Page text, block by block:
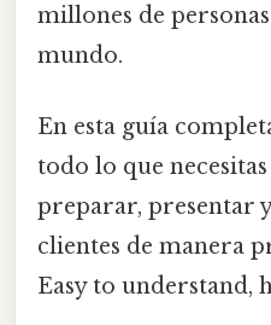
millones de
mundo.
En esta guía
todo lo que
preparar, presentar
clientes de manera
Easy to understand,